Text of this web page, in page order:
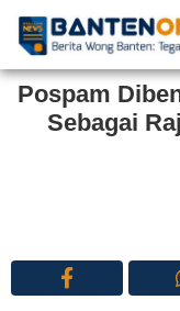
Pospam
Sebagai